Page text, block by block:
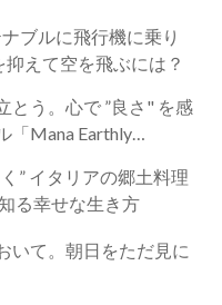
ブルに飛行機に乗り
えて空を飛ぶには？
とう。心で ”良さ" を感
「Mana Earthly
” イタリアの郷土料理
る幸せな生き方
いて。朝日をただ見に